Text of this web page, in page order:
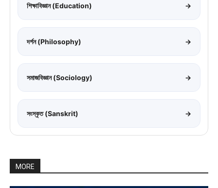
শিক্ষাবিজ্ঞান (Education) →
দর্শন (Philosophy) →
সমাজবিজ্ঞান (Sociology) →
সংস্কৃত (Sanskrit) →
MORE